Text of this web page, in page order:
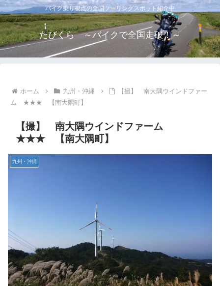
バイク乗り視点の全国ツーリングスポット紹介中
たびくら ～バイクで全国走破！～
ホーム 九州・沖縄
【撮】 南大隅ウインドファー
ム ★★★ 【南大隅町】
【撮】 南大隅ウインドファーム
★★★ 【南大隅町】
九州・沖縄